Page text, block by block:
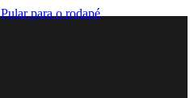
Pular para o rodapé